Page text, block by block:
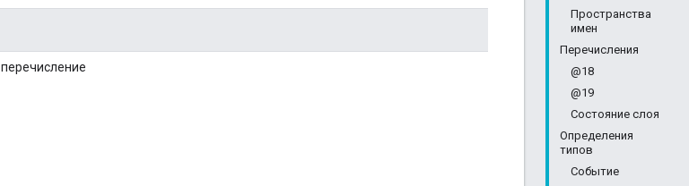
Пространства
имен
Перечисления
@18
@19
Состояние слоя
Определения
типов
Событие
перечисление